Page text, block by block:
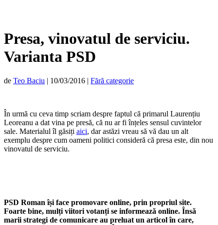
Presa, vinovatul de serviciu.
Varianta PSD
de Teo Baciu | 10/03/2016 | Fără categorie
În urmă cu ceva timp scriam despre faptul că primarul Laurențiu
Leoreanu a dat vina pe presă, că nu ar fi înțeles sensul cuvintelor
sale. Materialul îl găsiți aici, dar astăzi vreau să vă dau un alt
exemplu despre cum oameni politici consideră că presa este, din nou
vinovatul de serviciu.
PSD Roman își face promovare online, prin propriul site.
Foarte bine, mulți viitori votanți se informează online. Însă
marii strategi de comunicare au preluat un articol în care,